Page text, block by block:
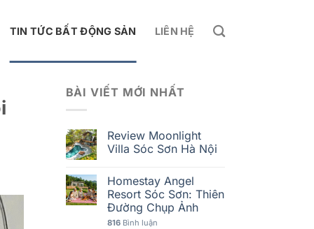
TIN TỨC BẤT ĐỘNG SẢN LIÊN HỆ
BÀI VIẾT MỚI NHẤT
Review Moonlight
Villa Sóc Sơn Hà Nội
Homestay Angel
Resort Sóc Sơn: Thiên
Đường Chụp Ảnh
816Bình luận